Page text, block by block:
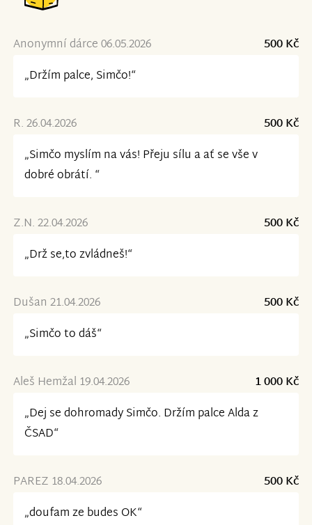
Anonymní dárce 06.05.2026
500 Kč
„Držím palce, Simčo!“
R. 26.04.2026
500 Kč
„Simčo myslím na vás! Přeju sílu a ať se vše v
dobré obrátí. “
Z.N. 22.04.2026
500 Kč
„Drž se,to zvládneš!“
Dušan 21.04.2026
500 Kč
„Simčo to dáš“
Aleš Hemžal 19.04.2026
1 000 Kč
„Dej se dohromady Simčo. Držím palce Alda z
ČSAD“
PAREZ 18.04.2026
500 Kč
„doufam ze budes OK“